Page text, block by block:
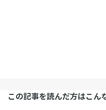
この記事を読んだ方はこん